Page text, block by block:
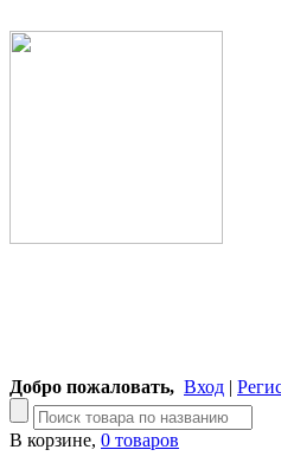
Добро пожаловать, Вход |
В корзине, 0 товаров